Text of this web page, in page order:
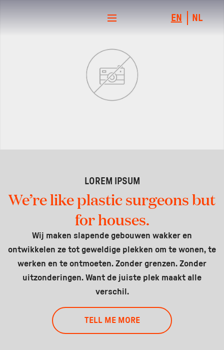
EN NL
LOREM IPSUM
We’re like plastic surgeons but
for houses.
Wij maken slapende gebouwen wakker en
ontwikkelen ze tot geweldige plekken om te wonen, te
werken en te ontmoeten. Zonder grenzen. Zonder
uitzonderingen. Want de juiste plek maakt alle
verschil.
TELL ME MORE